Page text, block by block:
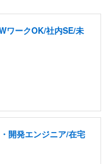
ワークOK/社内SE/未
開発エンジニア/在宅